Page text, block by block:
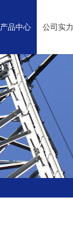
公司实力
产品中心